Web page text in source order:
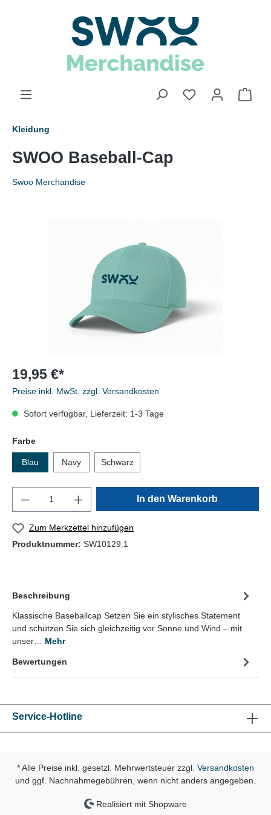
Kleidung
SWOO Baseball-Cap
Swoo Merchandise
19,95 €*
Preise inkl. MwSt. zzgl. Versandkosten
Sofort verfügbar, Lieferzeit: 1-3 Tage
Farbe
Blau Navy Schwarz
In den Warenkorb
Zum Merkzettel hinzufügen
Produktnummer: SW10129.1
Beschreibung
Klassische Baseballcap Setzen Sie ein stylisches Statement
und schützen Sie sich gleichzeitig vor Sonne und Wind – mit
unser… Mehr
Bewertungen
Service-Hotline
* Alle Preise inkl. gesetzl. Mehrwertsteuer zzgl. Versandkosten
und ggf. Nachnahmegebühren, wenn nicht anders angegeben.
Realisiert mit Shopware